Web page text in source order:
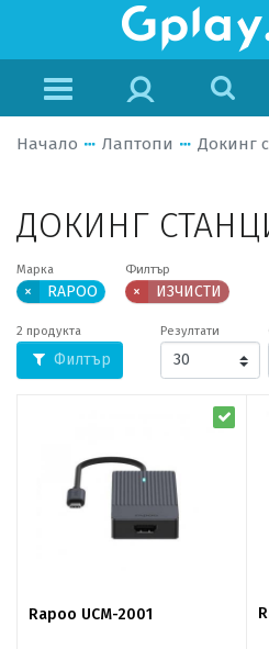
Начало Лаптопи Докинг
ДОКИНГ
Марка
× RAPOO
Филтър
× ИЗЧИСТИ
2 продукта
Филтър
Резултати
Rapoo UCM-2001